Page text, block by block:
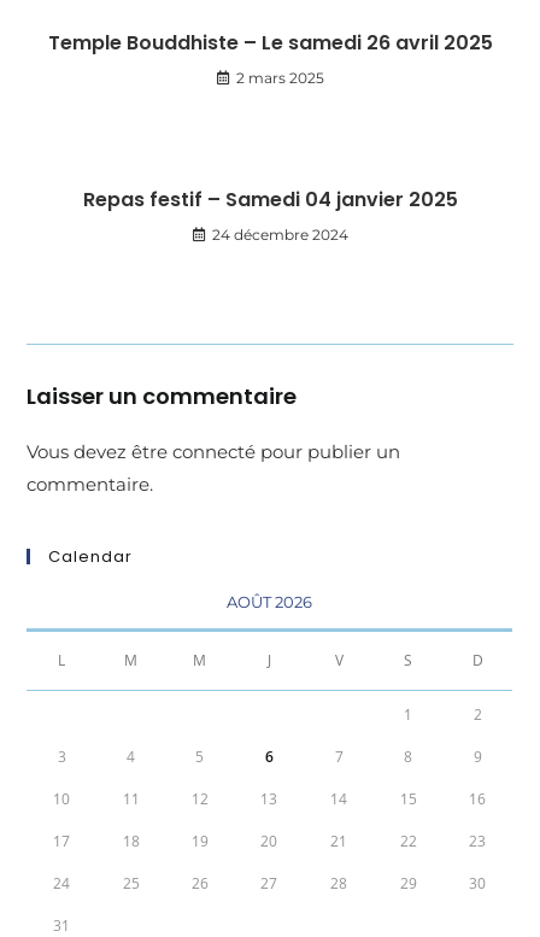
Temple Bouddhiste – Le samedi 26 avril 2025
2 mars 2025
Repas festif – Samedi 04 janvier 2025
24 décembre 2024
Laisser un commentaire
Vous devez êtreconnecté pour publier un
commentaire.
Calendar
AOÛT 2026
L M M J V S D
1 2
3 4 5 6 7 8 9
10 11 12 13 14 15 16
17 18 19 20 21 22 23
24 25 26 27 28 29 30
31